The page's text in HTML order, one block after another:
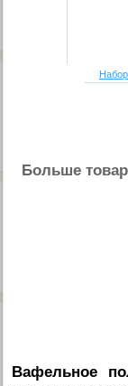
Больше
Вафельное